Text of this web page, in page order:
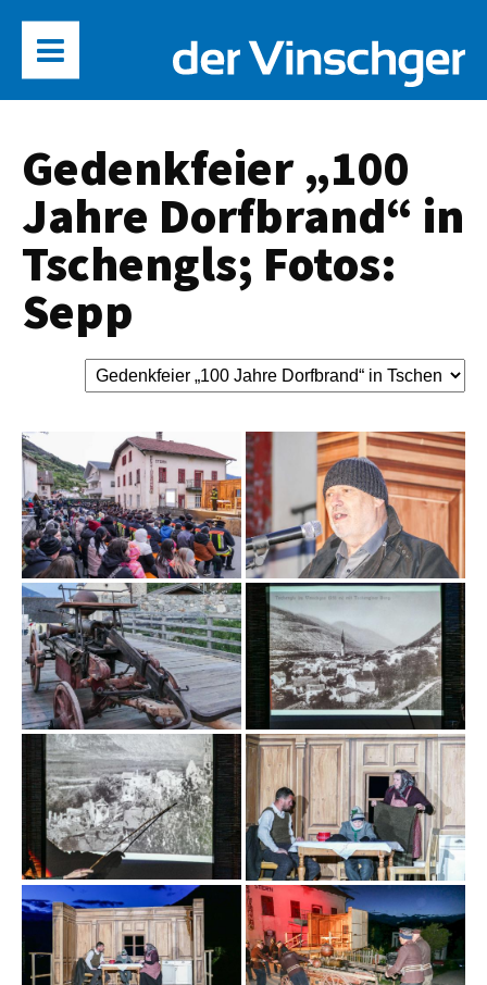
Gedenkfeier „100
Jahre Dorfbrand“ in
Tschengls; Fotos:
Sepp